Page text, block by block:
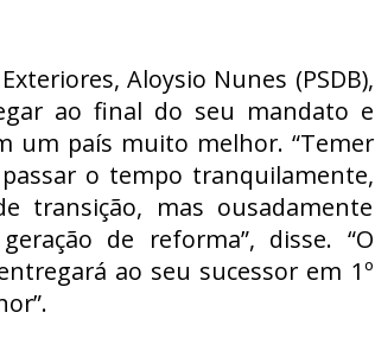
Aloysio Nunes (PSDB),
ao final do seu mandato e
um país muito melhor. “Temer
o tempo tranquilamente,
transição, mas ousadamente
de reforma”, disse. “O
ao seu sucessor em 1º